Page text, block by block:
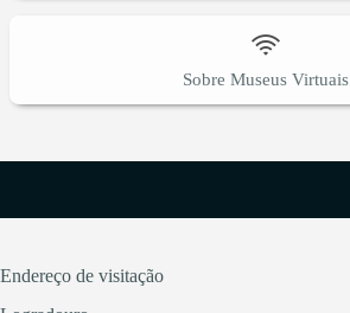
Sobre Museus Virtuais
Endereço de visitação